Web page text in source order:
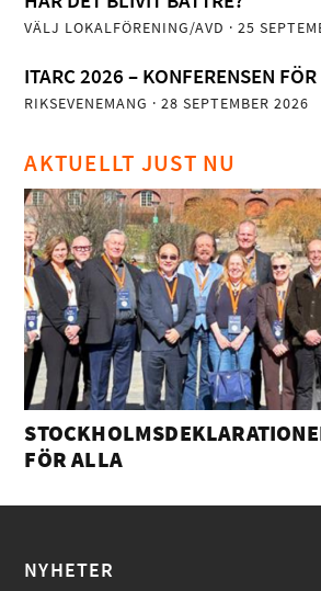
VÄLJ LOKALFÖRENING/AVD · 25
ITARC 2026 – KONFERENSEN
RIKSEVENEMANG · 28 SEPTEMBER 2026
AKTUELLT JUST NU
FÖR ALLA
NYHETER